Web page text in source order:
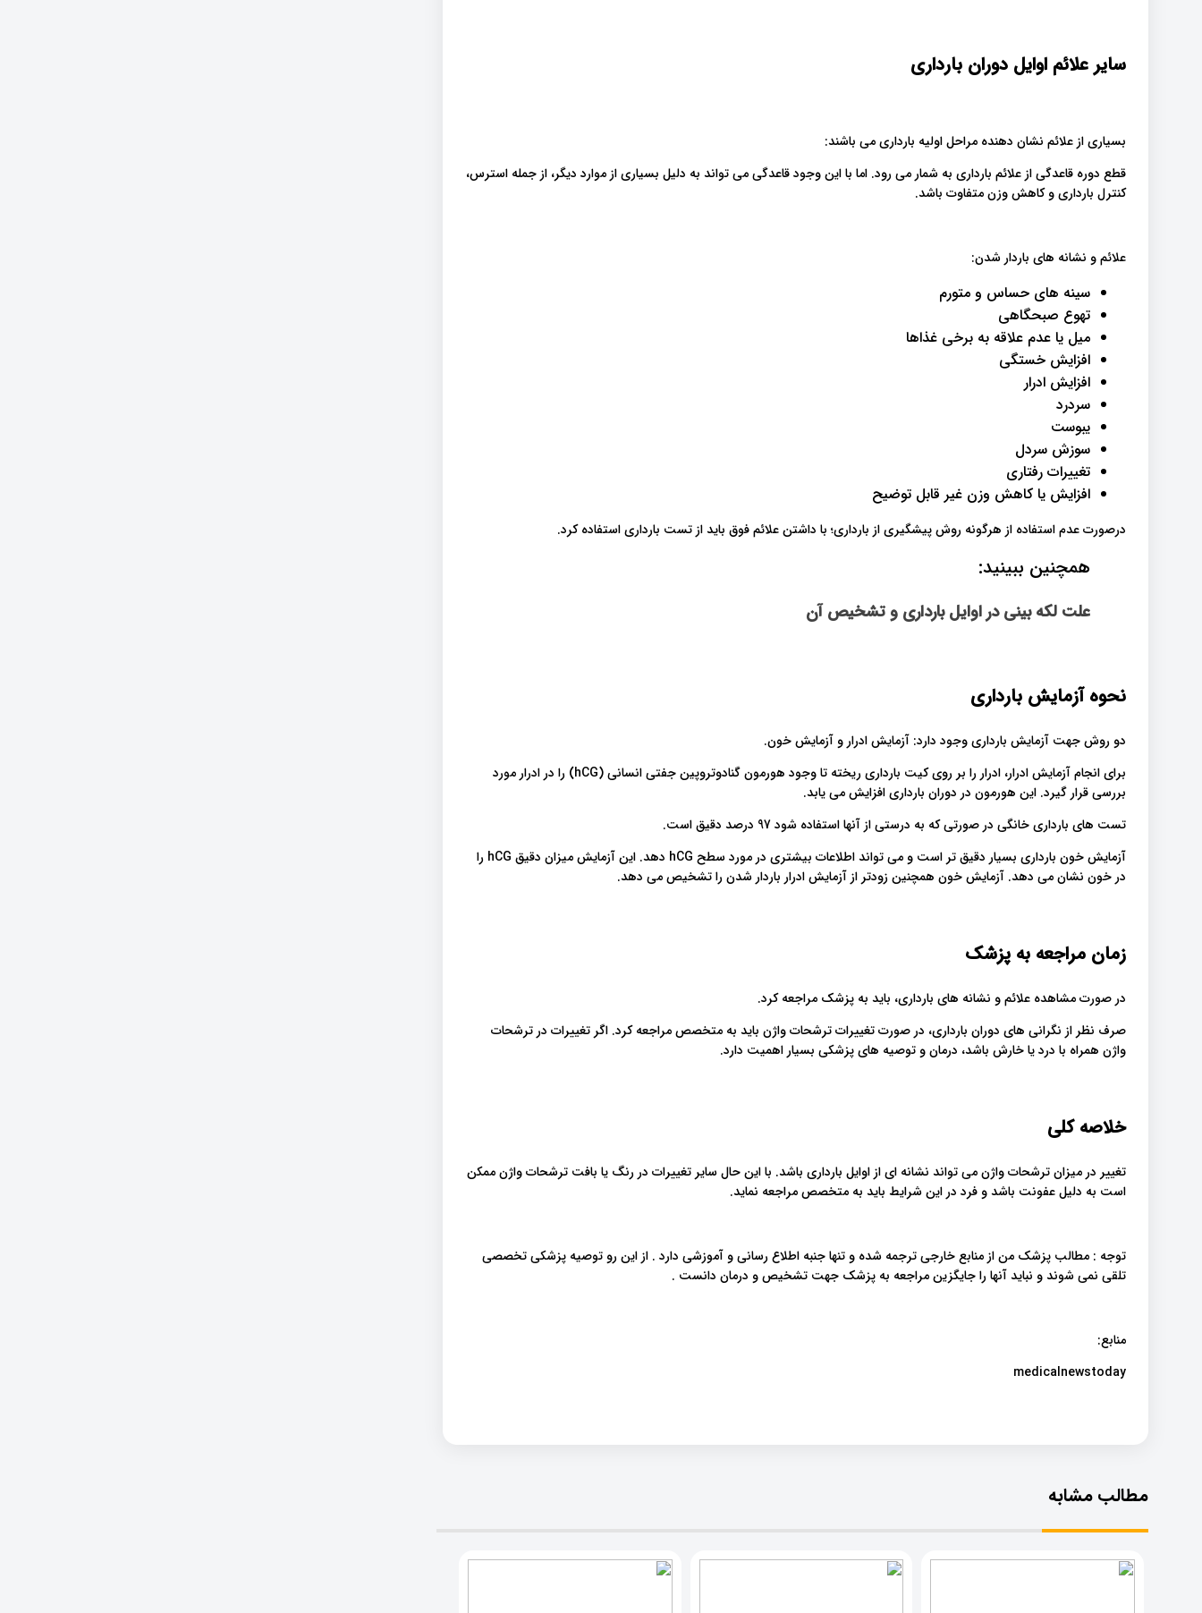
سایر علائم اوایل دوران بارداری
بسیاری از علائم نشان دهنده مراحل اولیه بارداری می باشند:
قطع دوره قاعدگی از علائم بارداری به شمار می رود. اما با این وجود قاعدگی می تواند به دلیل بسیاری از موارد دیگر، از جمله استرس،
کنترل بارداری و کاهش وزن متفاوت باشد.
علائم و نشانه های باردار شدن:
سینه های حساس و متورم
تهوع صبحگاهی
میل یا عدم علاقه به برخی غذاها
افزایش خستگی
افزایش ادرار
سردرد
یبوست
سوزش سردل
تغییرات رفتاری
افزایش یا کاهش وزن غیر قابل توضیح
درصورت عدم استفاده از هرگونه روش پیشگیری از بارداری؛ با داشتن علائم فوق باید از تست بارداری استفاده کرد.
همچنین ببینید:
علت لکه بینی در اوایل بارداری و تشخیص آن
نحوه آزمایش بارداری
دو روش جهت آزمایش بارداری وجود دارد: آزمایش ادرار و آزمایش خون.
برای انجام آزمایش ادرار، ادرار را بر روی کیت بارداری ریخته تا وجود هورمون گنادوتروپین جفتی انسانی (hCG) را در ادرار مورد
بررسی قرار گیرد. این هورمون در دوران بارداری افزایش می یابد.
تست های بارداری خانگی در صورتی که به درستی از آنها استفاده شود 97 درصد دقیق است.
آزمایش خون بارداری بسیار دقیق تر است و می تواند اطلاعات بیشتری در مورد سطح hCG دهد. این آزمایش میزان دقیق hCG را
در خون نشان می دهد. آزمایش خون همچنین زودتر از آزمایش ادرار باردار شدن را تشخیص می دهد.
زمان مراجعه به پزشک
در صورت مشاهده علائم و نشانه های بارداری، باید به پزشک مراجعه کرد.
صرف نظر از نگرانی های دوران بارداری، در صورت تغییرات ترشحات واژن باید به متخصص مراجعه کرد. اگر تغییرات در ترشحات
واژن همراه با درد یا خارش باشد، درمان و توصیه های پزشکی بسیار اهمیت دارد.
خلاصه کلی
تغییر در میزان ترشحات واژن می تواند نشانه ای از اوایل بارداری باشد. با این حال سایر تغییرات در رنگ یا بافت ترشحات واژن ممکن
است به دلیل عفونت باشد و فرد در این شرایط باید به متخصص مراجعه نماید.
توجه : مطالب پزشک من از منابع خارجی ترجمه شده و تنها جنبه اطلاع رسانی و آموزشی دارد . از این رو توصیه پزشکی تخصصی
تلقی نمی شوند و نباید آنها را جایگزین مراجعه به پزشک جهت تشخیص و درمان دانست .
منابع:
medicalnewstoday
مطالب مشابه